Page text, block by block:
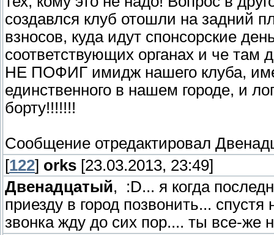
создавлся клуб отошли на задний
взносов, куда идут спонсорские
соответствующих органах и че там
НЕ ПОФИГ имидж нашего клуба,
единственного в нашем городе, и
борту!!!!!!!
Сообщение отредактировал
[122] orks [23.03.2013, 23:49]
Двенадцатый, :D... я когда
приезду в город позвонить...
звонка жду до сих пор.... ты все-же